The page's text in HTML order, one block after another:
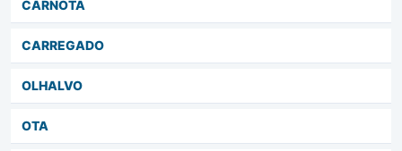
CARNOTA
CARREGADO
OLHALVO
OTA